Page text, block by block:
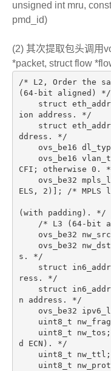
unsigned int mru,
pmd_id)
(2) 其次提取包头调用
*packet, struct flow
/* L2, Order the
(64-bit aligned) */
ion address. */
ddress. */
ovs_be16
CFI; otherwise 0.
ELS, 2)]; /* MPLS
(with padding). */
/* L3 (64-
ovs_be32
s. */
ress. */
n address. */
ovs_be32
uint8_t
d ECN). */
uint8_t